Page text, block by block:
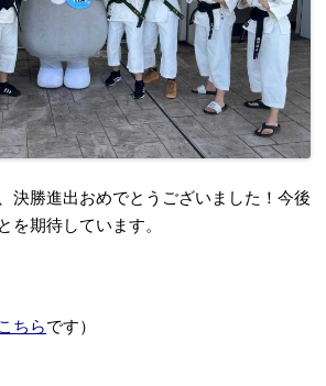
決勝進出おめでとうございました！今後
を期待しています。
こちら です）